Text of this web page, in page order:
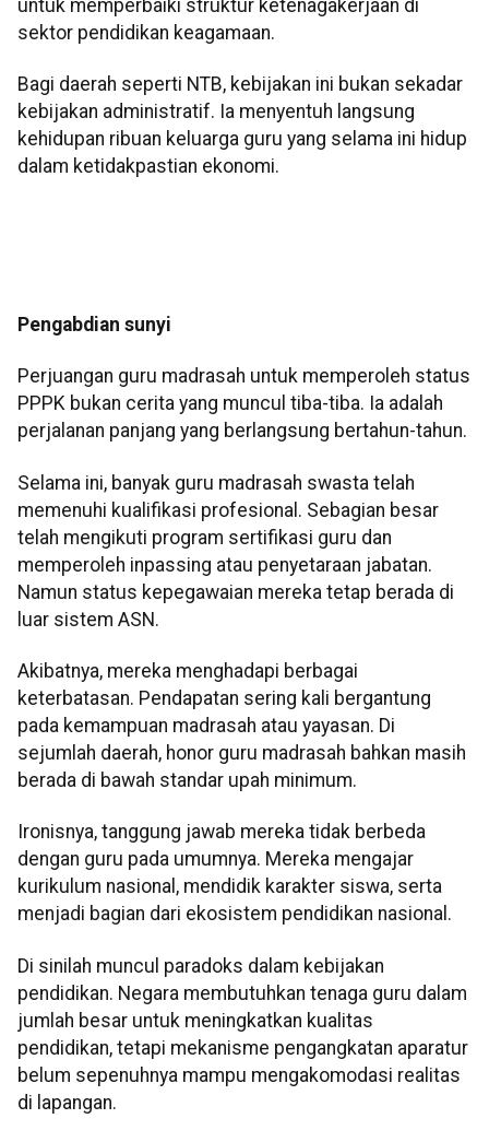
untuk memperbaiki struktur ketenagakerjaan di
sektor pendidikan keagamaan.
Bagi daerah seperti NTB, kebijakan ini bukan sekadar
kebijakan administratif. Ia menyentuh langsung
kehidupan ribuan keluarga guru yang selama ini hidup
dalam ketidakpastian ekonomi.
Pengabdian sunyi
Perjuangan guru madrasah untuk memperoleh status
PPPK bukan cerita yang muncul tiba-tiba. Ia adalah
perjalanan panjang yang berlangsung bertahun-tahun.
Selama ini, banyak guru madrasah swasta telah
memenuhi kualifikasi profesional. Sebagian besar
telah mengikuti program sertifikasi guru dan
memperoleh inpassing atau penyetaraan jabatan.
Namun status kepegawaian mereka tetap berada di
luar sistem ASN.
Akibatnya, mereka menghadapi berbagai
keterbatasan. Pendapatan sering kali bergantung
pada kemampuan madrasah atau yayasan. Di
sejumlah daerah, honor guru madrasah bahkan masih
berada di bawah standar upah minimum.
Ironisnya, tanggung jawab mereka tidak berbeda
dengan guru pada umumnya. Mereka mengajar
kurikulum nasional, mendidik karakter siswa, serta
menjadi bagian dari ekosistem pendidikan nasional.
Di sinilah muncul paradoks dalam kebijakan
pendidikan. Negara membutuhkan tenaga guru dalam
jumlah besar untuk meningkatkan kualitas
pendidikan, tetapi mekanisme pengangkatan aparatur
belum sepenuhnya mampu mengakomodasi realitas
di lapangan.